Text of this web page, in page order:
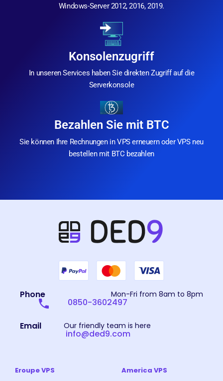
Windows-Server 2012, 2016, 2019.
Konsolenzugriff
In unseren Services haben Sie direkten Zugriff auf die
Serverkonsole
Bezahlen Sie mit BTC
Sie können Ihre Rechnungen in VPS erneuern oder VPS neu
bestellen mit BTC bezahlen
Phone Mon-Fri from 8am to 8pm
0850-3602497
Email Our friendly team is here
info@ded9.com
Eroupe VPS
America VPS